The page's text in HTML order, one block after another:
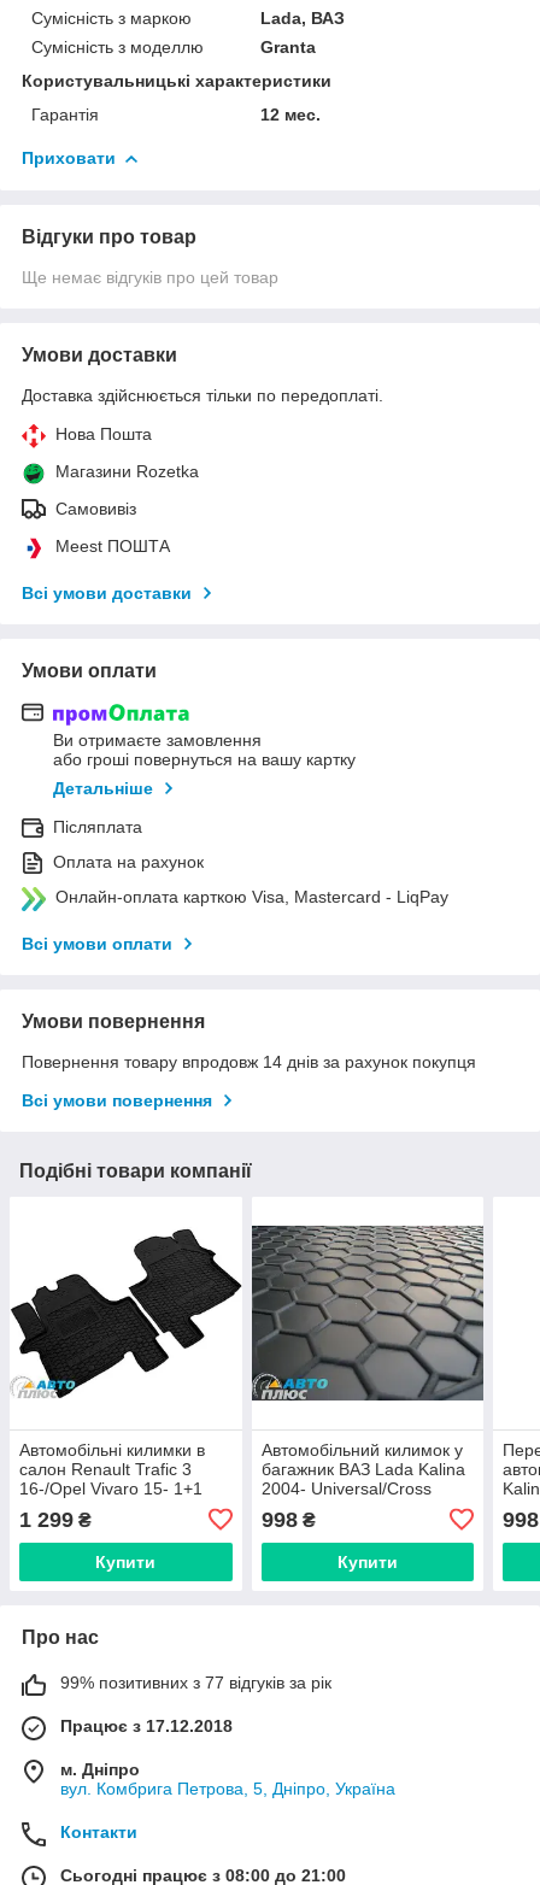
Сумісність з маркою
Lada, ВАЗ
Сумісність з моделлю
Granta
Користувальницькі характеристики
Гарантія
12 мес.
Приховати
Відгуки про товар
Ще немає відгуків про цей товар
Умови доставки
Доставка здійснюється тільки по передоплаті.
Нова Пошта
Магазини Rozetka
Самовивіз
Meest ПОШТА
Всі умови доставки
Умови оплати
Ви отримаєте замовлення
або гроші повернуться на вашу картку
Детальніше
Післяплата
Оплата на рахунок
Онлайн-оплата карткою Visa, Mastercard - LiqPay
Всі умови оплати
Умови повернення
Повернення товару впродовж 14 днів за рахунок покупця
Всі умови повернення
Подібні товари компанії
Автомобільні килимки в
салон Renault Trafic 3
16-/Opel Vivaro 15- 1+1
(передні) (AVTO-Gumm)
1 299 ₴
Купити
Автомобільний килимок у
багажник ВАЗ Lada Kalina
2004- Universal/Cross
998₴
Купити
998
Про нас
99% позитивних з 77 відгуків за рік
Працює з 17.12.2018
м. Дніпро
вул. Комбрига Петрова, 5, Дніпро, Україна
Контакти
Сьогодні працює з 08:00 до 21:00